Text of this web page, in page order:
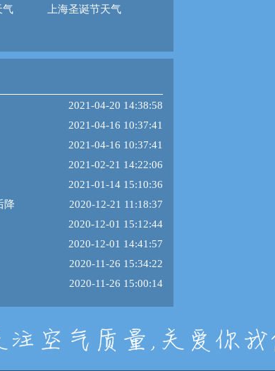
气
上海圣诞节天气
2021-04-20 14:38:58
2021-04-16 10:37:41
2021-04-16 10:37:41
2021-02-21 14:22:06
2021-01-14 15:10:36
降
2020-12-21 11:18:37
2020-12-01 15:12:44
2020-12-01 14:41:57
2020-11-26 15:34:22
2020-11-26 15:00:14